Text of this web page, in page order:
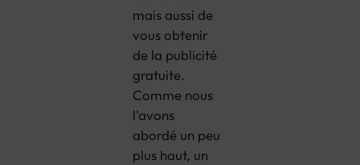
mais aussi de
vous obtenir
de la publicité
gratuite.
Comme nous
l’avons
abordé un peu
plus haut, un